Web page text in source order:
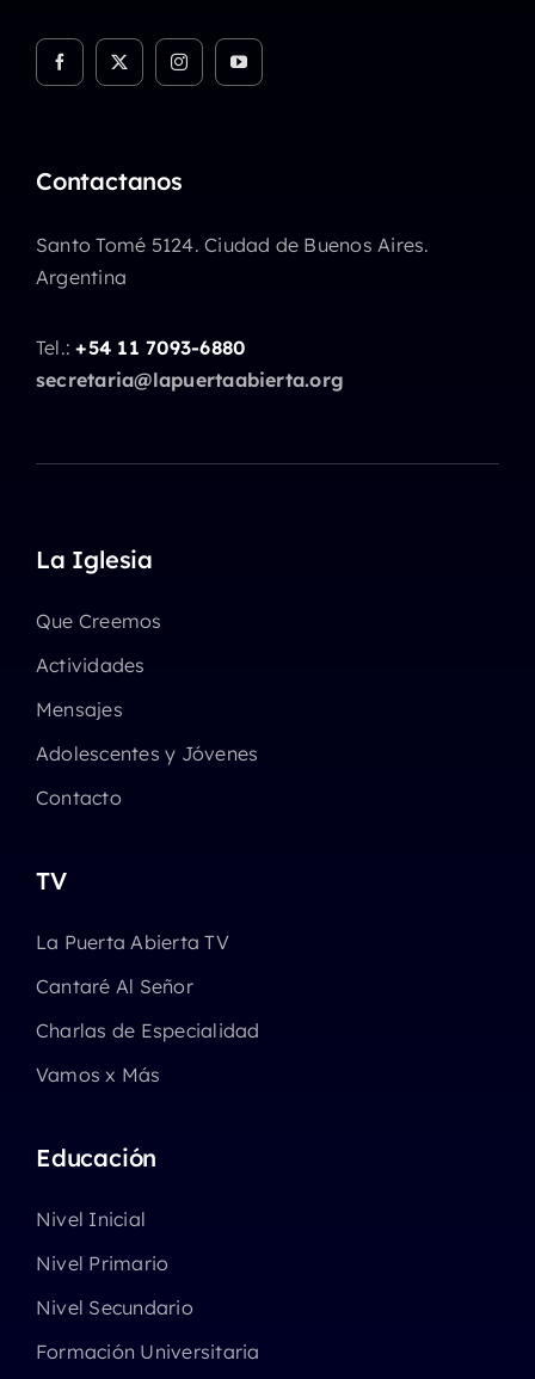
Contactanos
Santo Tomé 5124. Ciudad de Buenos Aires.
Argentina
Tel.:+54 11 7093-6880
secretaria@lapuertaabierta.org
La Iglesia
Que Creemos
Actividades
Mensajes
Adolescentes y Jóvenes
Contacto
TV
La Puerta Abierta TV
Cantaré Al Señor
Charlas de Especialidad
Vamos x Más
Educación
Nivel Inicial
Nivel Primario
Nivel Secundario
Formación Universitaria